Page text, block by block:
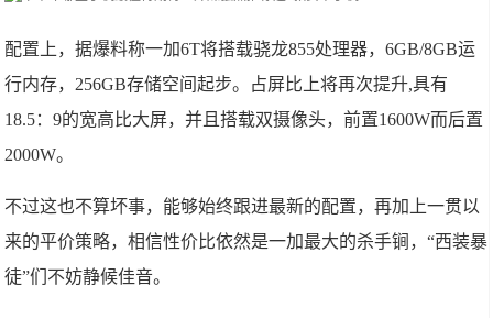
配置上，据爆料称一加6T将搭载骁龙855处理器，6GB/8GB运
行内存，256GB存储空间起步。占屏比上将再次提升,具有
18.5：9的宽高比大屏，并且搭载双摄像头，前置1600W而后置
2000W。
不过这也不算坏事，能够始终跟进最新的配置，再加上一贯以
来的平价策略，相信性价比依然是一加最大的杀手锏，“西装暴
徒”们不妨静候佳音。